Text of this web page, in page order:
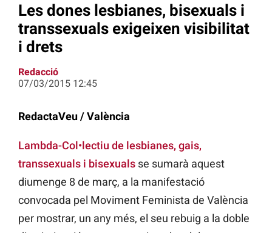
Les dones lesbianes, bisexuals i
transsexuals exigeixen visibilitat
i drets
Redacció
07/03/2015 12:45
RedactaVeu / València
Lambda-Col•lectiu de lesbianes, gais,
transsexuals i bisexuals se sumarà aquest
diumenge 8 de març, a la manifestació
convocada pel Moviment Feminista de València
per mostrar, un any més, el seu rebuig a la doble